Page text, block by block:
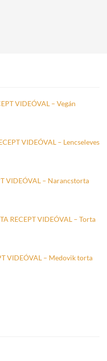
VIDEÓVAL – Vegán
VIDEÓVAL – Lencseleves
VIDEÓVAL – Narancstorta
RECEPT VIDEÓVAL – Torta
VIDEÓVAL – Medovik torta